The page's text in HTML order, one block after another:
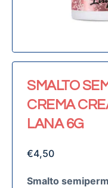
SMALTO
CREMA
LANA 6G
€4,50
Smalto